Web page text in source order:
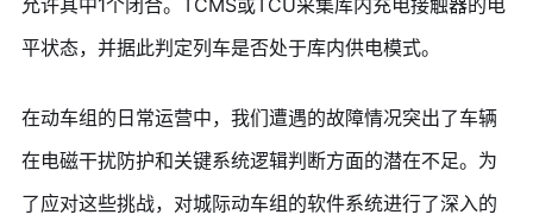
允许其中1个闭合。TCMS或TCU采集库内充电接触器的电
平状态，并据此判定列车是否处于库内供电模式。
在动车组的日常运营中，我们遭遇的故障情况突出了车辆
在电磁干扰防护和关键系统逻辑判断方面的潜在不足。为
了应对这些挑战，对城际动车组的软件系统进行了深入的